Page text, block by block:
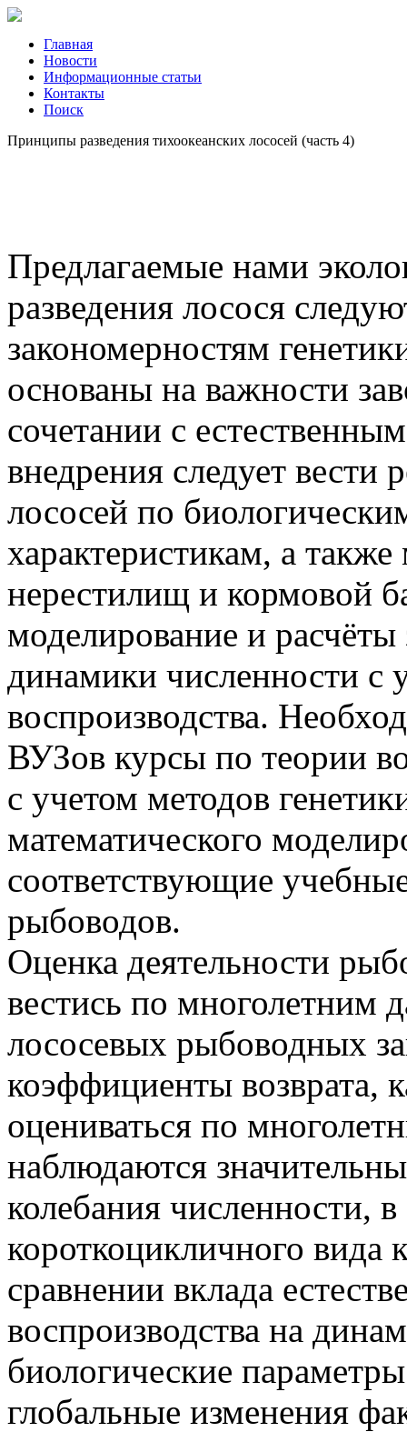
Главная
Новости
Информационные статьи
Контакты
Поиск
Принципы разведения тихоокеанских лососей (часть 4)
Предлагаемые нами
разведения лосося
закономерностям
основаны на важности
сочетании с
внедрения следует вести
лососей по
характеристикам, а
нерестилищ и кормовой
моделирование и расчёты
динамики численности с
воспроизводства.
ВУЗов курсы по теории
с учетом методов
математического
соответствующие
рыбоводов.
Оценка деятельности
вестись по многолетним
лососевых рыбоводных
коэффициенты возврата,
оцениваться по
наблюдаются
колебания численности,
короткоцикличного вида
сравнении вклада
воспроизводства на
биологические
глобальные изменения